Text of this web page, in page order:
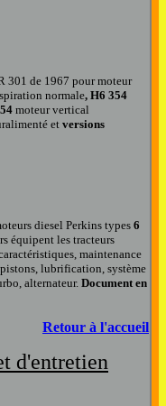
301 de 1967 pour moteur
normale, H6 354
moteur vertical
et versions
diesel Perkins types 6
équipent les tracteurs
maintenance
lubrification, système
alternateur. Document en
Retour à l'accueil
d'entretien